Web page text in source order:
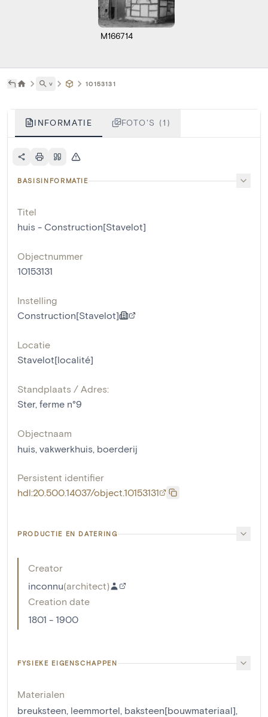
M166714
˅ 10153131
INFORMATIE FOTO'S (1)
BASISINFORMATIE
Titel
huis - Construction[Stavelot]
Objectnummer
10153131
Instelling
Construction[Stavelot]
Locatie
Stavelot[localité]
Standplaats / Adres:
Ster, ferme n°9
Objectnaam
huis, vakwerkhuis, boerderij
Persistent identifier
hdl:20.500.14037/object.10153131
PRODUCTIE EN DATERING
Creator
inconnu(architect)
Creation date
1801 - 1900
FYSIEKE EIGENSCHAPPEN
Materialen
breuksteen, leemmortel, baksteen[bouwmateriaal],